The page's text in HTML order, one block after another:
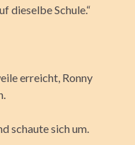
dieselbe Schule.“
erreicht, Ronny
schaute sich um.